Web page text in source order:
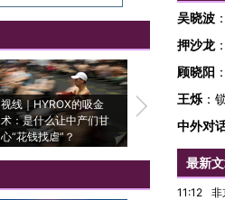
视线｜HYROX的吸金
术：是什么让中产们甘
心“花钱找虐”？
马航飞行员跨国
粒摇头丸 尿检
吴晓波 ：
押沙龙 ：
顾晓阳 ：
王烁 ：
中外对
最新
11:12
非